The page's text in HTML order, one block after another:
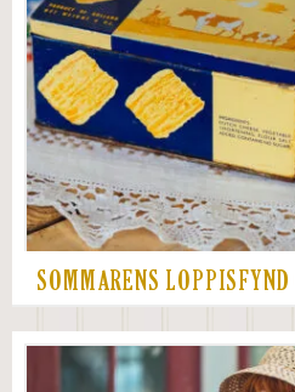
SOMMARENS